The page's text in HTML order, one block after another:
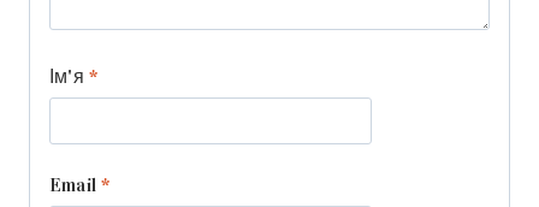
Ім'я *
Email*